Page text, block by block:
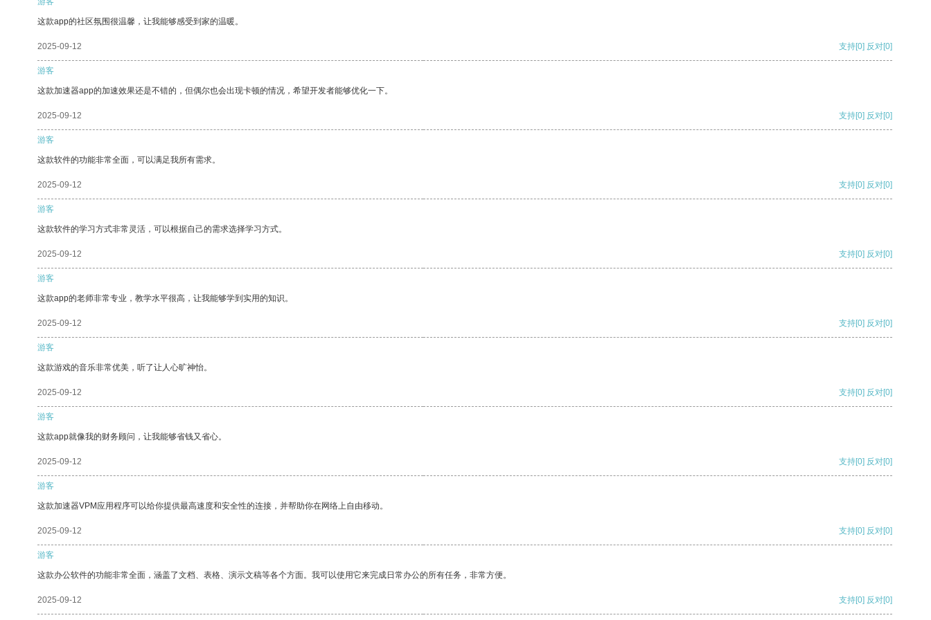
这款app的社区氛围很温馨，让我能够感受到家的温暖。
2025-09-12 支持[0] 反对[0]
游客
这款加速器app的加速效果还是不错的，但偶尔也会出现卡顿的情况，希望开发者能够优化一下。
2025-09-12 支持[0] 反对[0]
游客
这款软件的功能非常全面，可以满足我所有需求。
2025-09-12 支持[0] 反对[0]
游客
这款软件的学习方式非常灵活，可以根据自己的需求选择学习方式。
2025-09-12 支持[0] 反对[0]
游客
这款app的老师非常专业，教学水平很高，让我能够学到实用的知识。
2025-09-12 支持[0] 反对[0]
游客
这款游戏的音乐非常优美，听了让人心旷神怡。
2025-09-12 支持[0] 反对[0]
游客
这款app就像我的财务顾问，让我能够省钱又省心。
2025-09-12 支持[0] 反对[0]
游客
这款加速器VPM应用程序可以给你提供最高速度和安全性的连接，并帮助你在网络上自由移动。
2025-09-12 支持[0] 反对[0]
游客
这款办公软件的功能非常全面，涵盖了文档、表格、演示文稿等各个方面。我可以使用它来完成日常办公的所有任务，非常方便。
2025-09-12 支持[0] 反对[0]